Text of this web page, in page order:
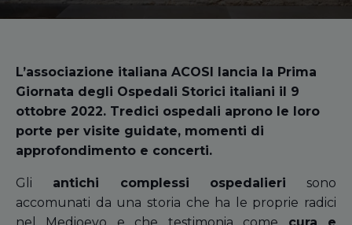
L’associazione italiana ACOSI lancia la Prima
Giornata degli Ospedali Storici italiani il 9
ottobre 2022. Tredici ospedali aprono le loro
porte per visite guidate, momenti di
approfondimento e concerti.
Gli antichi complessi ospedalieri sono
accomunati da una storia che ha le proprie radici